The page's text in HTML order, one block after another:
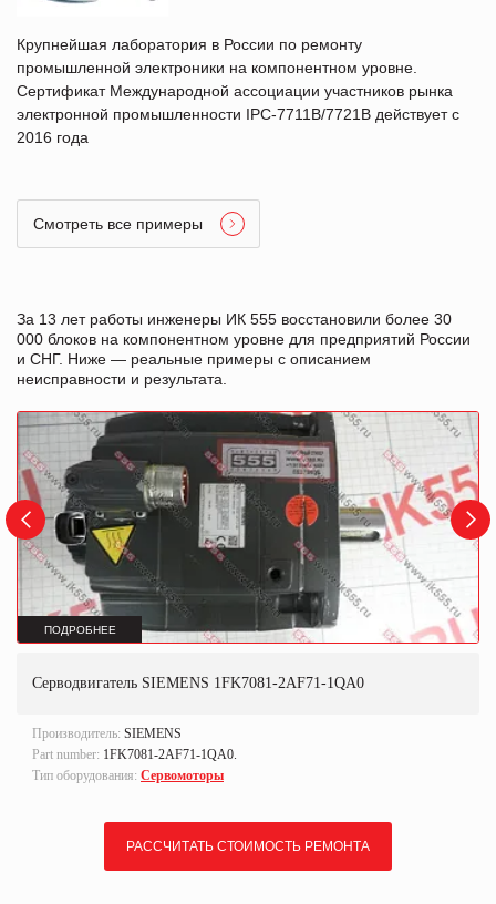
Крупнейшая лаборатория в России по ремонту
промышленной электроники на компонентном уровне.
Сертификат Международной ассоциации участников рынка
электронной промышленности IPC-7711B/7721B действует с
2016 года
Смотреть все примеры
За 13 лет работы инженеры ИК 555 восстановили более 30
000 блоков на компонентном уровне для предприятий России
и СНГ. Ниже — реальные примеры с описанием
неисправности и результата.
ПОДРОБНЕЕ
Серводвигатель SIEMENS 1FK7081-2AF71-1QA0
Производитель: SIEMENS
Part number: 1FK7081-2AF71-1QA0.
Тип оборудования: Сервомоторы
РАССЧИТАТЬ СТОИМОСТЬ РЕМОНТА